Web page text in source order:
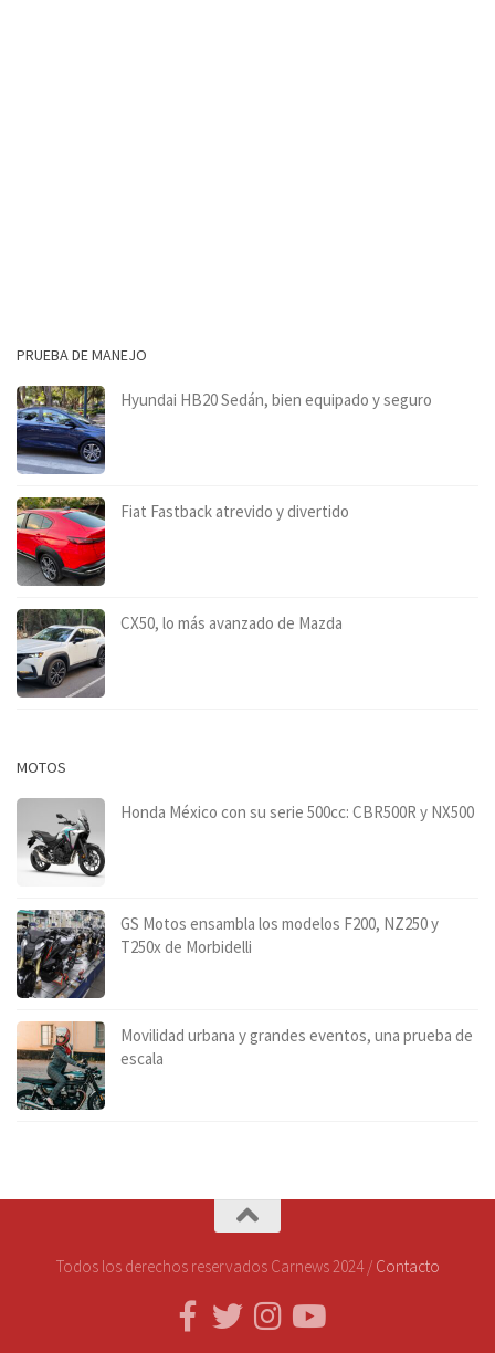
PRUEBA DE MANEJO
Hyundai HB20 Sedán, bien equipado y seguro
Fiat Fastback atrevido y divertido
CX50, lo más avanzado de Mazda
MOTOS
Honda México con su serie 500cc: CBR500R y NX500
GS Motos ensambla los modelos F200, NZ250 y
T250x de Morbidelli
Movilidad urbana y grandes eventos, una prueba de
escala
Todos los derechos reservados Carnews 2024 / Contacto